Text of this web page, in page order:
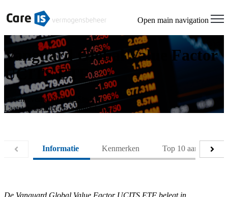
Open main navigation
Vanguard Global Value Factor
UCITS ETF
Geschreven doorJaap Steur
Laatst geüpdatet op 4 januari 2017
Informatie Kenmerken Top 10 aandelen
De Vanguard Global Value Factor UCITS ETF belegt in